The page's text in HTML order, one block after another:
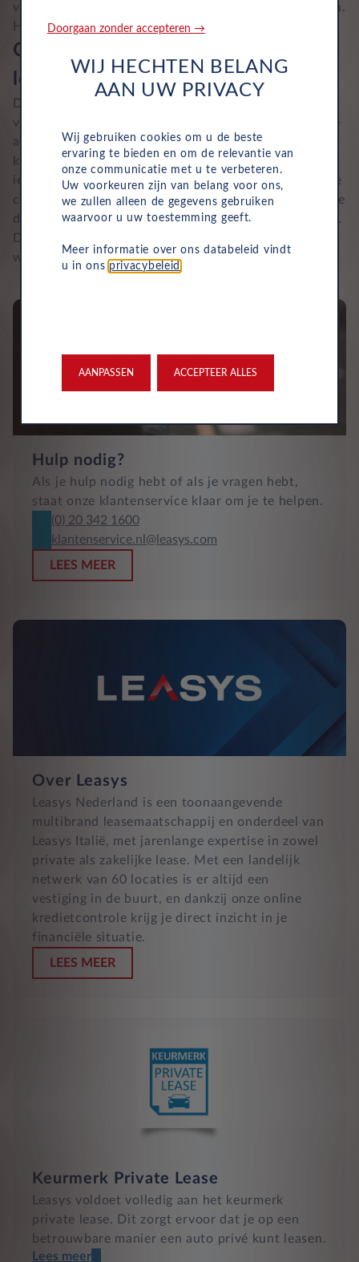
verbrandingsmotor in de auto zit, maar ook batterijen.
Hierdoor lever je enigszins aan ruimte in de auto in.
Ontdek ons assortiment hybride
leaseauto's
Denk je dat een hybride auto een passende oplossing
voor je is? Bij Leasys vind je diverse modellen hybride
auto's van bekende automerken. Of je nu 5000
kilometer of 20.000 kilometer per jaar rijdt, voor
ieder gebruik hebben wij mogelijkheden. Ontdek onze
compacte stadsauto's of ruimere gezinsauto's en lease
de auto van je keuze voor een vast bedrag per maand.
Daarbij zijn de kosten voor
wegenbelasting en verzekering inbegrepen.
Hulp nodig?
Als je hulp nodig hebt of als je vragen hebt,
staat onze klantenservice klaar om je te helpen.
(0) 20 342 1600
klantenservice.nl@leasys.com
LEES MEER
Over Leasys
Leasys Nederland is een toonaangevende
multibrand leasemaatschappij en onderdeel van
Leasys Italië, met jarenlange expertise in zowel
private als zakelijke lease. Met een landelijk
netwerk van 60 locaties is er altijd een
vestiging in de buurt, en dankzij onze online
kredietcontrole krijg je direct inzicht in je
financiële situatie.
LEES MEER
Keurmerk Private Lease
Leasys voldoet volledig aan het keurmerk
private lease. Dit zorgt ervoor dat je op een
betrouwbare manier een auto privé kunt leasen.
Lees meer
Doorgaan zonder accepteren →
WIJ HECHTEN BELANG
AAN UW PRIVACY
Wij gebruiken cookies om u de beste
ervaring te bieden en om de relevantie van
onze communicatie met u te verbeteren.
Uw voorkeuren zijn van belang voor ons,
we zullen alleen de gegevens gebruiken
waarvoor u uw toestemming geeft.
Meer informatie over ons databeleid vindt
u in ons privacybeleid
AANPASSEN ACCEPTEER ALLES